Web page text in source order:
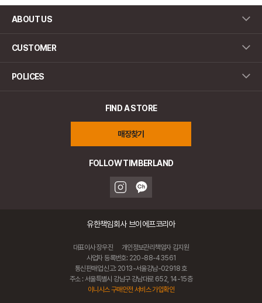
ABOUT US
CUSTOMER
POLICES
FIND A STORE
매장찾기
FOLLOW TIMBERLAND
유한책임회사 브이에프코리아
대표이사 장우진
개인정보관리책임자 김지원
사업자 등록번호: 220-88-43561
통신판매업 신고: 2013-서울강남-02918 호
주소 : 서울특별시 강남구 강남대로 652, 14-15층
이니시스 구매안전 서비스 가입확인